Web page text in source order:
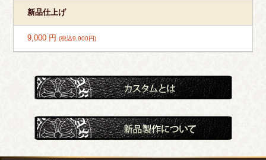
新品仕上げ
9,000 円(税込9,900円)